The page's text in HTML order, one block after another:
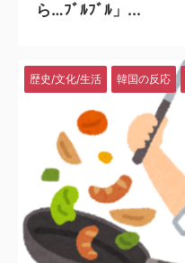
ら…ﾌﾞﾙﾌﾞﾙ」...
歴史/文化/生活 韓国の反応